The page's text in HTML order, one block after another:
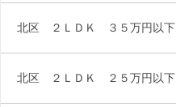
北区 ２ＬＤＫ ３５万円以下
北区 ２ＬＤＫ ２５万円以下